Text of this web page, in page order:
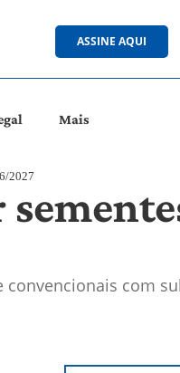
ASSINE AQUI
Mais
2027
convencionais com